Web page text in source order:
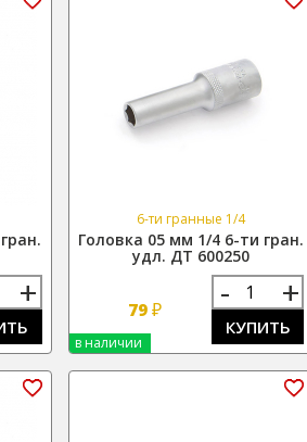
+
6-ти гранные 1/4
Головка 05 мм 1/4 6-ти гран.
удл. ДТ 600250
79 ₽ - +
КУПИТЬ
в наличии